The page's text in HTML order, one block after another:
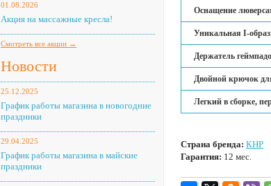
01.08.2026
Акция на массажные кресла!
Смотреть все акции →
Новости
25.12.2025
График работы магазина в новогодние
праздники
29.04.2025
График работы магазина в майские
праздники
Оснащение
Уникальная I-
Держатель
Двойной крючок
Легкий в сборке,
Страна бренда: КНР
Гарантия: 12 мес.